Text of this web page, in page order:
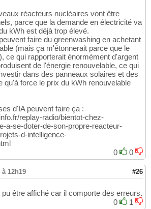
réacteurs nucléaires vont être
parce que la demande en électricité va
kWh est déjà trop élevé.
faire du greenwashing en achetant
(mais ça m'étonnerait parce que le
ce qui rapporterait énormément d'argent
de l'énergie renouvelable, ce qui
dans des panneaux solaires et des
qu'à force le prix du kWh renouvelable
d'IA peuvent faire ça :
replay-radio/bientot-chez-
a-se-doter-de-son-propre-reacteur-
d-intelligence-
0
0
à 12h19 #26
être affiché car il comporte des erreurs.
0
1